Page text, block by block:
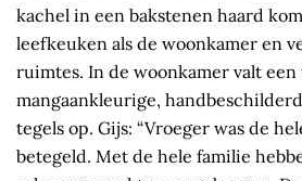
kachel in een bakstenen haard
leefkeuken als de woonkamer en
ruimtes. In de woonkamer valt
mangaankleurige,
tegels op. Gijs: “Vroeger was de
betegeld. Met de hele familie